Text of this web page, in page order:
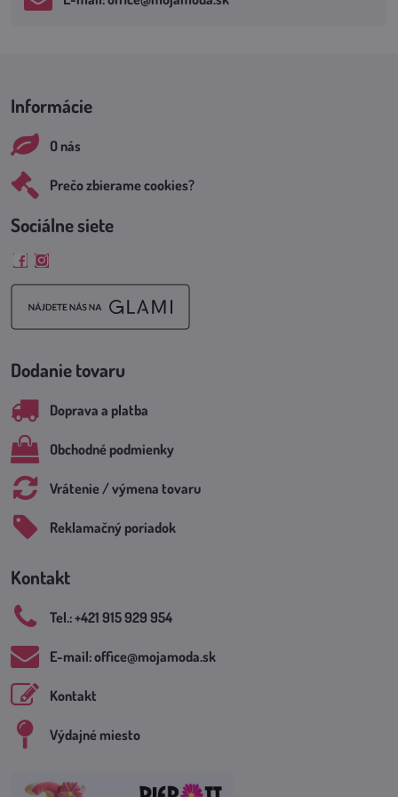
Informácie
O nás
Prečo zbierame cookies?
Sociálne siete
FacebookInstagram
Dodanie tovaru
Doprava a platba
Obchodné podmienky
Vrátenie / výmena tovaru
Reklamačný poriadok
Kontakt
Tel​.: +421 915 929 954
E-mail: office​@mojamoda​.sk
Kontakt
Výdajné miesto